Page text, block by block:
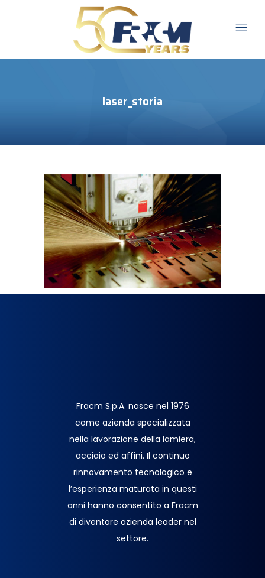
laser_storia
Fracm S.p.A. nasce nel 1976
come azienda specializzata
nella lavorazione della lamiera,
acciaio ed affini. Il continuo
rinnovamento tecnologico e
l’esperienza maturata in questi
anni hanno consentito a Fracm
di diventare azienda leader nel
settore.